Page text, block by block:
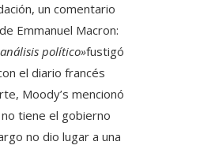
un comentario
Emmanuel Macron:
político»fustigó
el diario francés
Moody’s mencionó
no tiene el gobierno
no dio lugar a una